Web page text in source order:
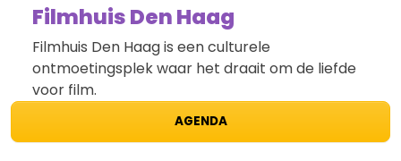
Filmhuis Den Haag
Filmhuis Den Haag is een culturele
ontmoetingsplek waar het draait om de liefde
voor film.
AGENDA